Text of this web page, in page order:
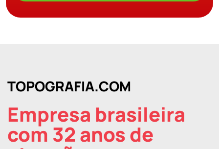
TOPOGRAFIA.COM
Empresa brasileira
com 32 anos de